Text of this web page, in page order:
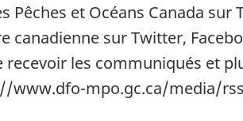
Pêches et Océans Canada sur
canadienne surTwitter,
les communiqués et
www.dfo-mpo.gc.ca/media/